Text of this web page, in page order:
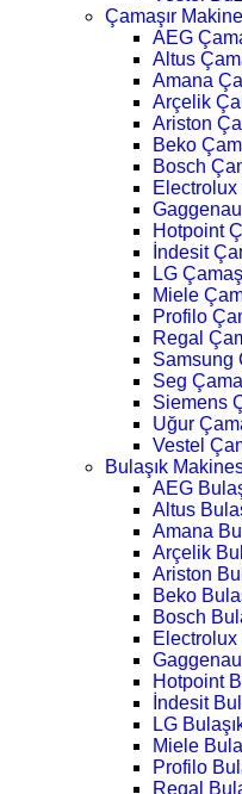
Çamaşır
AEG
Altus
Amana
Arçelik
Ariston
Beko
Bosch
Electrolux
Hotpoint
İndesit
LG
Miele
Profilo
Regal
Samsung
Seg
Siemens
Uğur
Vestel
Bulaşık
AEG
Altus
Amana
Arçelik
Ariston
Beko
Bosch
Electrolux
Hotpoint
İndesit
LG
Miele
Profilo
Regal